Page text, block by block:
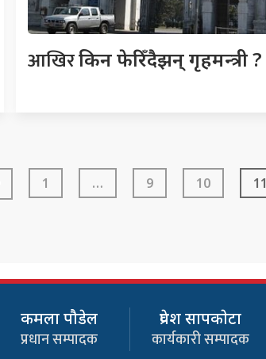
आखिरकिन फेरिँदैझन् गृहमन्त्री ?
1 … 9 10 11
कमला पौडेल
प्रधान सम्पादक
प्रवेश सापकाेटा
कार्यकारी सम्पादक